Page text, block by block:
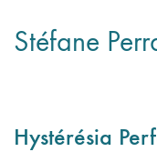
Stéfane
Hystérésia